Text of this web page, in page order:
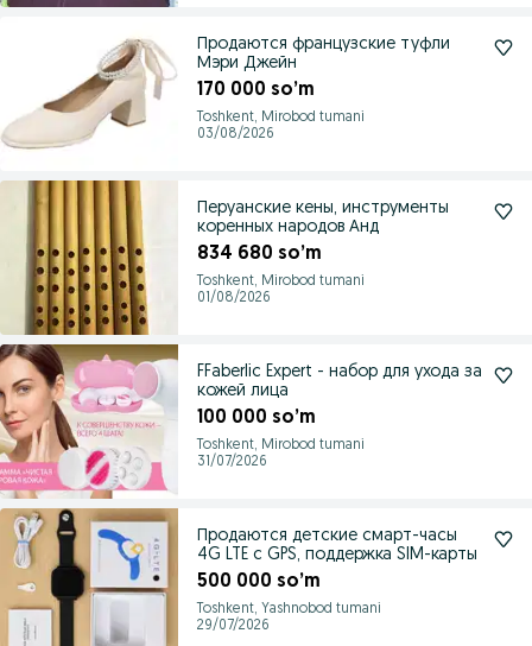
Продаются французские туфли
Мэри Джейн
170 000 so’m
Toshkent, Mirobod tumani
03/08/2026
Перуанские кены, инструменты
коренных народов Анд
834 680 so’m
Toshkent, Mirobod tumani
01/08/2026
FFaberlic Expert - набор для ухода за
кожей лица
100 000 so’m
Toshkent, Mirobod tumani
31/07/2026
Продаются детские смарт-часы
4G LTE с GPS, поддержка SIM-карты
500 000 so’m
Toshkent, Yashnobod tumani
29/07/2026